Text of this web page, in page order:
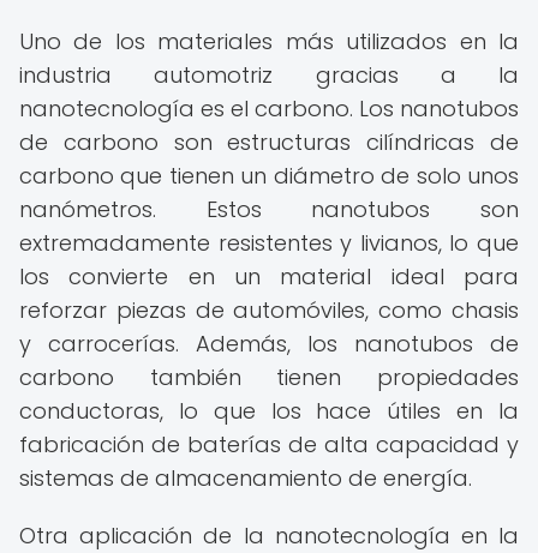
Uno de los materiales más utilizados en la
industria automotriz gracias a la
nanotecnología es el carbono. Los nanotubos
de carbono son estructuras cilíndricas de
carbono que tienen un diámetro de solo unos
nanómetros. Estos nanotubos son
extremadamente resistentes y livianos, lo que
los convierte en un material ideal para
reforzar piezas de automóviles, como chasis
y carrocerías. Además, los nanotubos de
carbono también tienen propiedades
conductoras, lo que los hace útiles en la
fabricación de baterías de alta capacidad y
sistemas de almacenamiento de energía.
Otra aplicación de la nanotecnología en la